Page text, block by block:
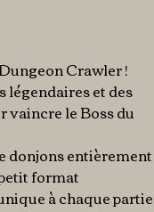
Crawler !
légendaires et des
vaincre le Boss du
donjons entièrement
format
à chaque partie